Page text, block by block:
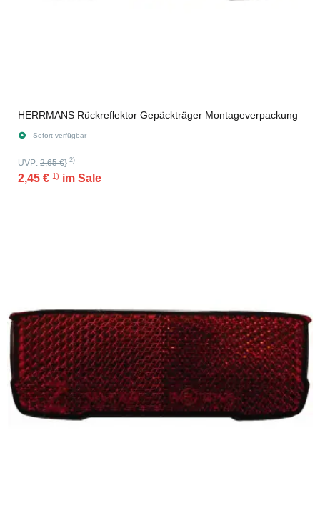
HERRMANS Rückreflektor Gepäckträger Montageverpackung
Sofort verfügbar
UVP: 2,65 €} 2)
2,45 € 1) im Sale